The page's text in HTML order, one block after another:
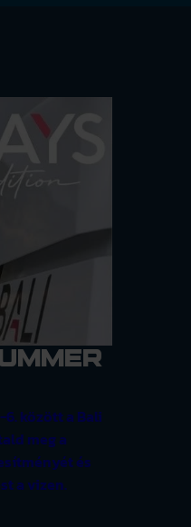
között a Bali
meg a
és
a vizen.